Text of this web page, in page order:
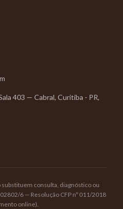
403 — Cabral, Curitiba - PR,
consulta, diagnóstico ou
6 — Resolução CFP nº 011/2018
online).